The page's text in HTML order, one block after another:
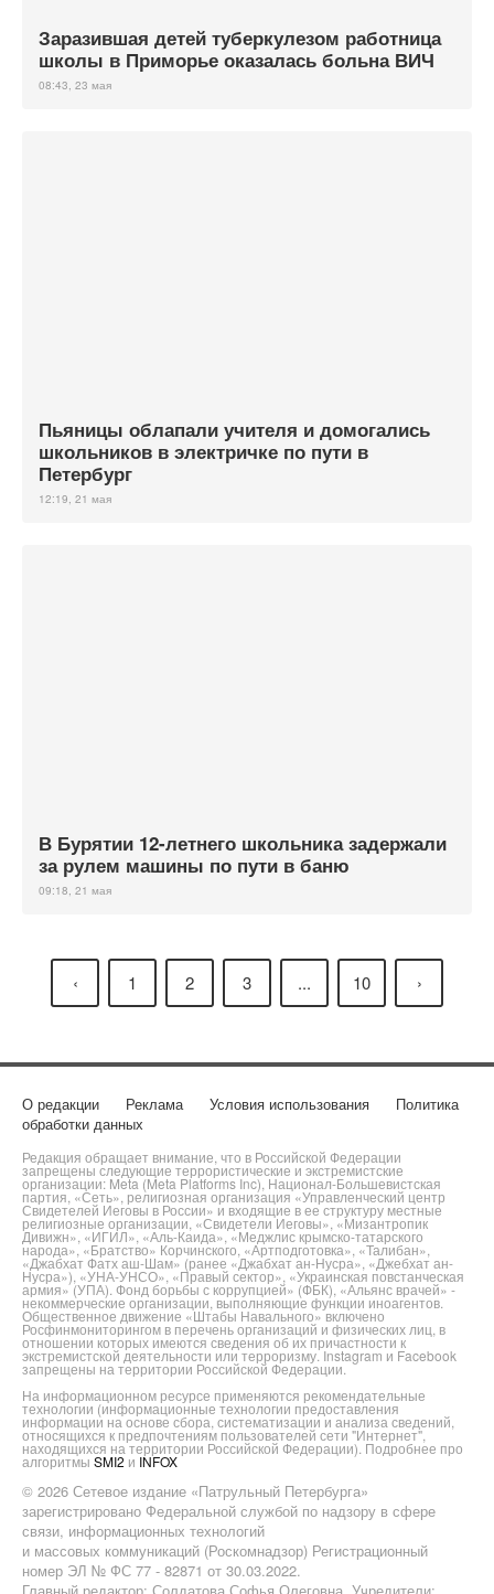
Заразившая детей туберкулезом работница
школы в Приморье оказалась больна ВИЧ
08:43, 23 мая
Пьяницы облапали учителя и домогались
школьников в электричке по пути в
Петербург
12:19, 21 мая
В Бурятии 12-летнего школьника задержали
за рулем машины по пути в баню
09:18, 21 мая
‹ 1 2 3 ... 10 ›
О редакции Реклама Условия использования
Политика
обработки данных
Редакция обращает внимание, что в Российской Федерации
запрещены следующие террористические и экстремистские
организации: Meta (Meta Platforms Inc), Национал-Большевистская
партия, «Сеть», религиозная организация «Управленческий центр
Свидетелей Иеговы в России» и входящие в ее структуру местные
религиозные организации, «Свидетели Иеговы», «Мизантропик
Дивижн», «ИГИЛ», «Аль-Каида», «Меджлис крымско-татарского
народа», «Братство» Корчинского, «Артподготовка», «Талибан»,
«Джабхат Фатх аш-Шам» (ранее «Джабхат ан-Нусра», «Джебхат ан-
Нусра»), «УНА-УНСО», «Правый сектор», «Украинская повстанческая
армия» (УПА). Фонд борьбы с коррупцией» (ФБК), «Альянс врачей» -
некоммерческие организации, выполняющие функции иноагентов.
Общественное движение «Штабы Навального» включено
Росфинмониторингом в перечень организаций и физических лиц, в
отношении которых имеются сведения об их причастности к
экстремистской деятельности или терроризму. Instagram и Facebook
запрещены на территории Российской Федерации.
На информационном ресурсе применяются рекомендательные
технологии (информационные технологии предоставления
информации на основе сбора, систематизации и анализа сведений,
относящихся к предпочтениям пользователей сети "Интернет",
находящихся на территории Российской Федерации). Подробнее про
алгоритмы SMI2 и INFOX
© 2026 Сетевое издание «Патрульный Петербурга»
зарегистрировано Федеральной службой по надзору в сфере
связи, информационных технологий
и массовых коммуникаций (Роскомнадзор) Регистрационный
номер ЭЛ № ФС 77 - 82871 от 30.03.2022.